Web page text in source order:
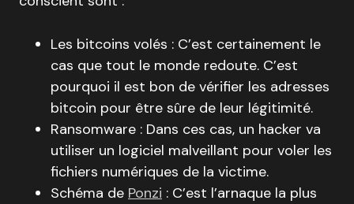
Les bitcoins volés : C’est certainement le
cas que tout le monde redoute. C’est
pourquoi il est bon de vérifier les adresses
bitcoin pour être sûre de leur légitimité.
Ransomware : Dans ces cas, un hacker va
utiliser un logiciel malveillant pour voler les
fichiers numériques de la victime.
Schéma de Ponzi : C’est l’arnaque la plus